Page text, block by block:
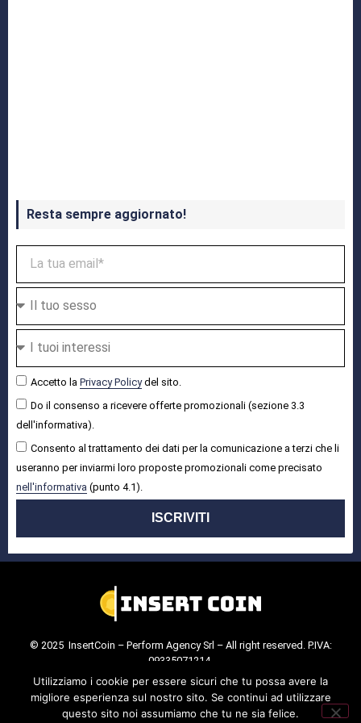
Resta sempre aggiornato!
Accetto la Privacy Policydel sito.
Do il consenso a ricevere offerte promozionali (sezione 3.3
dell'informativa).
Consento al trattamento dei dati per la comunicazione a terzi che li
useranno per inviarmi loro proposte promozionali come precisato
nell'informativa (punto 4.1).
ISCRIVITI
© 2025 InsertCoin – Perform Agency Srl – All right reserved. P.IVA:
09335071214.
Cookie Policy . Privacy Policy.
Utilizziamo i cookie per essere sicuri che tu possa avere la
migliore esperienza sul nostro sito. Se continui ad utilizzare
questo sito noi assumiamo che tu ne sia felice.